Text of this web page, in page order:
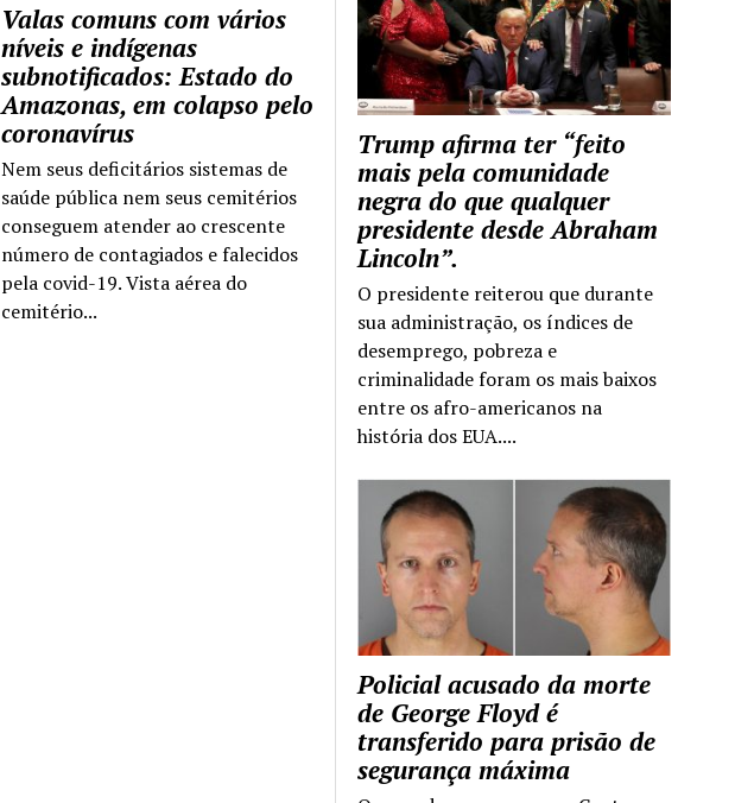
Trump afirma ter “feito
mais pela comunidade
negra do que qualquer
presidente desde Abraham
Lincoln”.
O presidente reiterou que durante
sua administração, os índices de
desemprego, pobreza e
criminalidade foram os mais baixos
entre os afro-americanos na
história dos EUA....
Policial acusado da morte
de George Floyd é
transferido para prisão de
segurança máxima
Valas comuns com vários
níveis e indígenas
subnotificados: Estado do
Amazonas, em colapso pelo
coronavírus
Nem seus deficitários sistemas de
saúde pública nem seus cemitérios
conseguem atender ao crescente
número de contagiados e falecidos
pela covid-19. Vista aérea do
cemitério...